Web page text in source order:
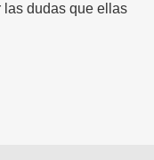
las dudas que ellas